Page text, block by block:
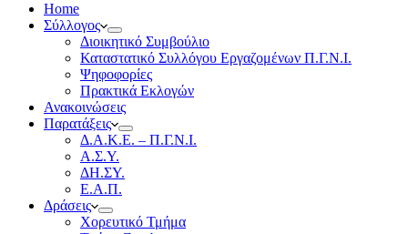
Home
Σύλλογος
Διοικητικό Συμβούλιο
Καταστατικό Συλλόγου Εργαζομένων Π.Γ.Ν.Ι.
Ψηφοφορίες
Πρακτικά Εκλογών
Ανακοινώσεις
Παρατάξεις
Δ.Α.Κ.Ε. – Π.Γ.Ν.Ι.
Α.Σ.Υ.
ΔΗ.ΣΥ.
Ε.Α.Π.
Δράσεις
Χορευτικό Τμήμα